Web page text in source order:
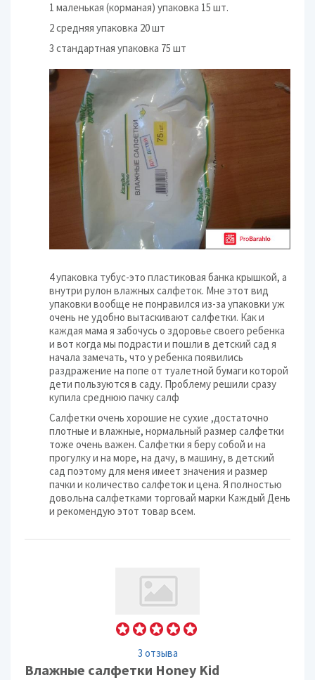
1 маленькая (корманая) упаковка 15 шт.
2 средняя упаковка 20 шт
3 стандартная упаковка 75 шт
4 упаковка тубус-это пластиковая банка крышкой, а
внутри рулон влажных салфеток. Мне этот вид
упаковки вообще не понравился из-за упаковки уж
очень не удобно вытаскивают салфетки. Как и
каждая мама я забочусь о здоровье своего ребенка
и вот когда мы подрасти и пошли в детский сад я
начала замечать, что у ребенка появились
раздражение на попе от туалетной бумаги которой
дети пользуются в саду. Проблему решили сразу
купила среднюю пачку салф
Салфетки очень хорошие не сухие ,достаточно
плотные и влажные, нормальный размер салфетки
тоже очень важен. Салфетки я беру собой и на
прогулку и на море, на дачу, в машину, в детский
сад поэтому для меня имеет значения и размер
пачки и количество салфеток и цена. Я полностью
довольна салфетками торговай марки Каждый День
и рекомендую этот товар всем.
3 отзыва
Влажные салфетки Honey Kid